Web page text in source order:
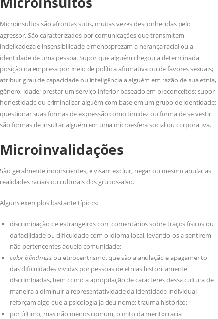
Microinsultos são afrontas sutis, muitas vezes desconhecidas pelo
agressor. São caracterizados por comunicações que transmitem
indelicadeza e insensibilidade e menosprezam a herança racial ou a
identidade de uma pessoa. Supor que alguém chegou a determinada
posição na empresa por meio de política afirmativa ou de favores sexuais;
atribuir grau de capacidade ou inteligência a alguém em razão de sua etnia,
gênero, idade; prestar um serviço inferior baseado em preconceitos; supor
honestidade ou criminalizar alguém com base em um grupo de identidade;
questionar suas formas de expressão como timidez ou forma de se vestir
são formas de insultar alguém em uma microesfera social ou corporativa.
Microinvalidações
São geralmente inconscientes, e visam excluir, negar ou mesmo anular as
realidades raciais ou culturais dos grupos-alvo.
Alguns exemplos bastante típicos:
discriminação de estrangeiros com comentários sobre traços físicos ou
da facilidade ou dificuldade com o idioma local, levando-os a sentirem
não pertencentes àquela comunidade;
color blindness ou etnocentrismo, que são a anulação e apagamento
das dificuldades vividas por pessoas de etnias historicamente
discriminadas, bem como a apropriação de caracteres dessa cultura de
maneira a diminuir a representatividade da identidade individual
reforçam algo que a psicologia já deu nome: trauma histórico;
por último, mas não menos comum, o mito da meritocracia